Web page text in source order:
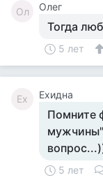
Ол Олег
Тогда
5 лет
Ех Ехидна
Помните
5 лет